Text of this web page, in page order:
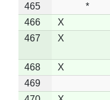
465
*
466
X
467
X
468 X
469